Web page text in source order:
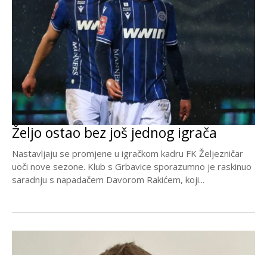
Željo ostao bez još jednog igrača
Nastavljaju se promjene u igračkom kadru FK Željezničar
uoči nove sezone. Klub s Grbavice sporazumno je raskinuo
saradnju s napadačem Davorom Rakićem, koji...